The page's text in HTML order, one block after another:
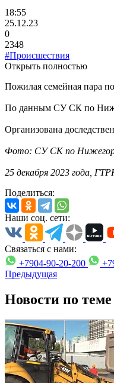
18:55
25.12.23
0
2348
#Происшествия
Открыть полностью
Пожилая семейная пара
По данным СУ СК по
Организована
Фото: СУ СК по
25 декабря 2023 года,
Поделиться:
Наши соц. сети:
Связаться с нами:
+7904-90-20-200
Предыдущая
Новости по теме